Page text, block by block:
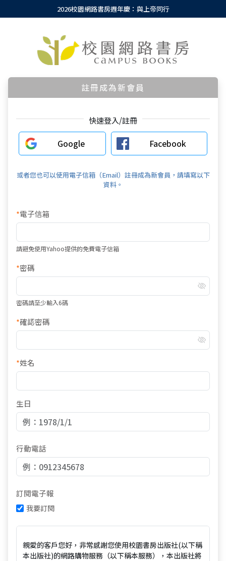
2026校園網路書房週年慶：與上帝同行
註冊成為新會員
快速登入/註冊
Google Facebook
或者您也可以使用電子信箱（Email）註冊成為新會員，請填寫以下
資料。
*電子信箱
請避免使用Yahoo提供的免費電子信箱
*密碼
密碼請至少輸入6碼
*確認密碼
*姓名
生日
行動電話
訂閱電子報
我要訂閱